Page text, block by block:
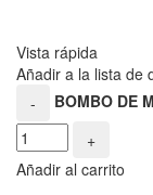
Vista rápida
Añadir a la lista de
-
BOMBO DE
+
Añadir al carrito